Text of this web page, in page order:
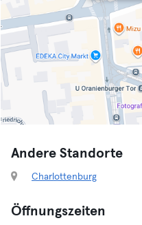
Andere Standorte
Charlottenburg
Öffnungszeiten